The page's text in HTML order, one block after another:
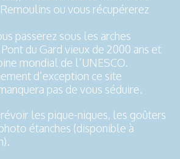
Remoulins ou vous récupérerez
passerez sous les arches
du Gard vieux de 2000 ans et
mondial de l’UNESCO.
d’exception ce site
pas de vous séduire.
les pique-niques, les goûters
étanches (disponible à